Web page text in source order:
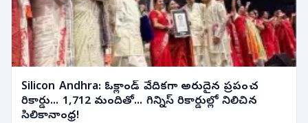
Silicon Andhra: ఓక్లాండ్ వేదికగా అరుదైన ప్రపంచ
రికార్డు... 1,712 మందితో... గిన్నిస్ రికార్డుల్లో నిలిచిన
సిలికానాంధ్ర!